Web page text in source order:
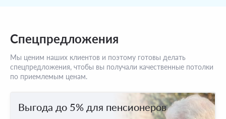
Спецпредложения
Мы ценим наших клиентов и поэтому готовы делать
спецпредложения, чтобы вы получали качественные потолки
по приемлемым ценам.
Выгода до 5% для пенсионеров